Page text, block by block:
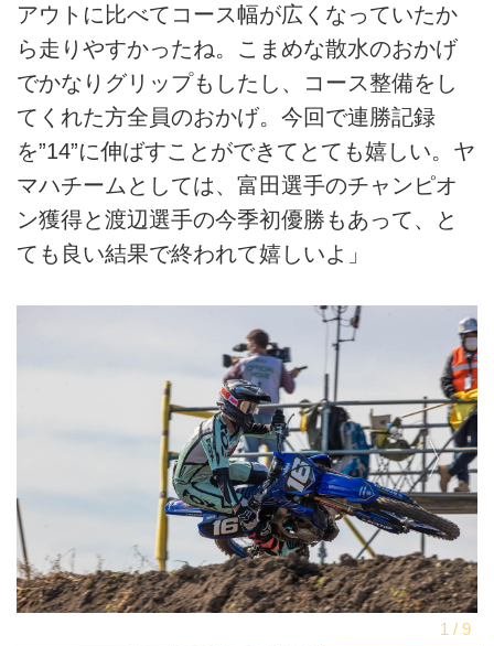
アウトに比べてコース幅が広くなっていたか
ら走りやすかったね。こまめな散水のおかげ
でかなりグリップもしたし、コース整備をし
てくれた方全員のおかげ。今回で連勝記録
を”14”に伸ばすことができてとても嬉しい。ヤ
マハチームとしては、富田選手のチャンピオ
ン獲得と渡辺選手の今季初優勝もあって、と
ても良い結果で終われて嬉しいよ」